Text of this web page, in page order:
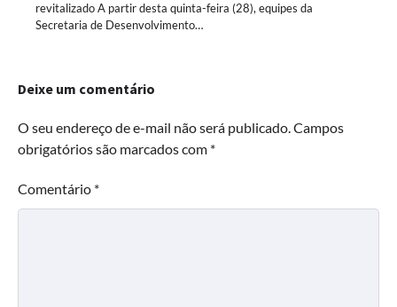
revitalizado A partir desta quinta-feira (28), equipes da
Secretaria de Desenvolvimento…
Deixe um comentário
O seu endereço de e-mail não será publicado.Campos
obrigatórios são marcados com *
Comentário *